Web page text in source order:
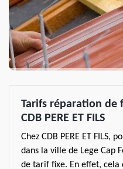
Tarifs réparation de
CDB PERE ET FILS
Chez CDB PERE ET FILS,
dans la ville de Lege Cap
de tarif fixe. En effet,